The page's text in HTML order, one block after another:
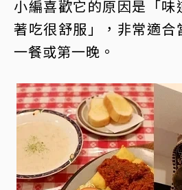
小編喜歡它的原因是「味
著吃很舒服」，非常適
一餐或第一晚。